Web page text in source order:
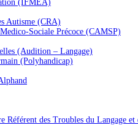
(IFMEA)
Autisme (CRA)
Sociale Précoce (CAMSP)
(Audition – Langage)
(Polyhandicap)
Référent des Troubles du Langage et